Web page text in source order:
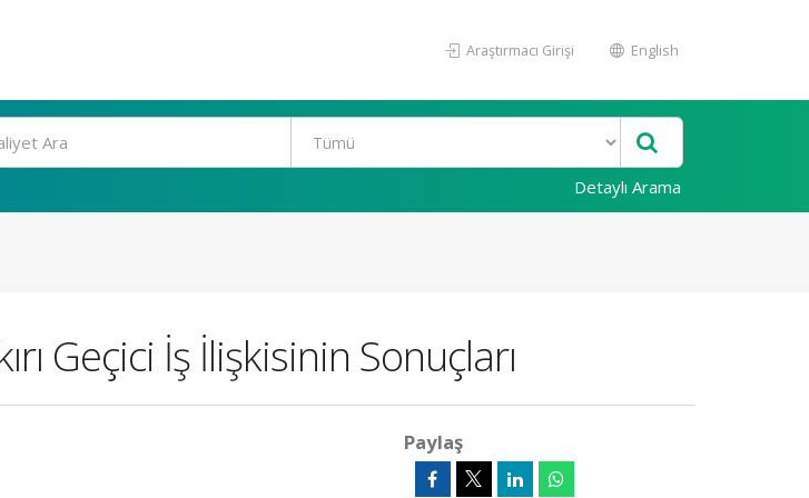
Araştırmacı Girişi English
Detaylı Arama
Geçici İş İlişkisinin Sonuçları
Paylaş